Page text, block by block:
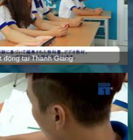
tại Thanh Giang